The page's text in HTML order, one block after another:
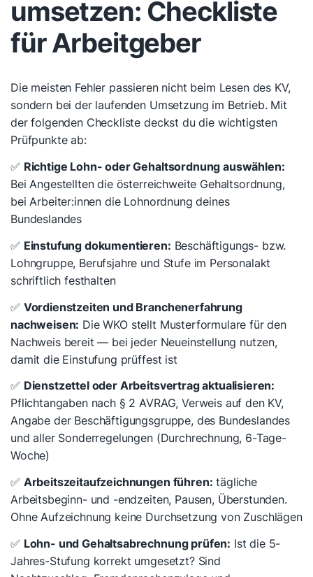
umsetzen: Checkliste
für Arbeitgeber
Die meisten Fehler passieren nicht beim Lesen des KV,
sondern bei der laufenden Umsetzung im Betrieb. Mit
der folgenden Checkliste deckst du die wichtigsten
Prüfpunkte ab:
✅ Richtige Lohn- oder Gehaltsordnung auswählen:
Bei Angestellten die österreichweite Gehaltsordnung,
bei Arbeiter:innen die Lohnordnung deines
Bundeslandes
✅ Einstufung dokumentieren: Beschäftigungs- bzw.
Lohngruppe, Berufsjahre und Stufe im Personalakt
schriftlich festhalten
✅ Vordienstzeiten und Branchenerfahrung
nachweisen: Die WKO stellt Musterformulare für den
Nachweis bereit — bei jeder Neueinstellung nutzen,
damit die Einstufung prüffest ist
✅ Dienstzettel oder Arbeitsvertrag aktualisieren:
Pflichtangaben nach § 2 AVRAG, Verweis auf den KV,
Angabe der Beschäftigungsgruppe, des Bundeslandes
und aller Sonderregelungen (Durchrechnung, 6-Tage-
Woche)
✅ Arbeitszeitaufzeichnungen führen: tägliche
Arbeitsbeginn- und -endzeiten, Pausen, Überstunden.
Ohne Aufzeichnung keine Durchsetzung von Zuschlägen
✅ Lohn- und Gehaltsabrechnung prüfen: Ist die 5-
Jahres-Stufung korrekt umgesetzt? Sind